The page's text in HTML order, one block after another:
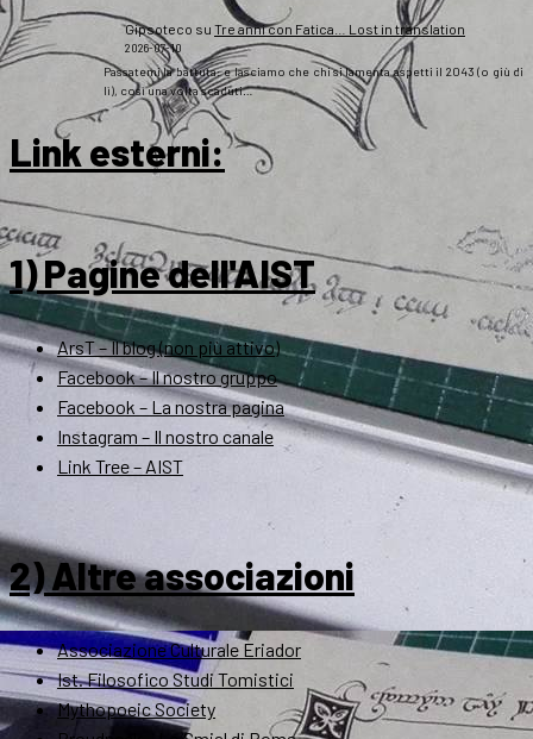
Gipsoteco su Tre anni con Fatica… Lost in translation
2026-07-10
Passatemi la battuta: e lasciamo che chi si lamenta aspetti il 2043 (o giù di
lì), così una volta scaduti…
Link esterni:
1) Pagine dell'AIST
ArsT – Il blog (non più attivo)
Facebook – Il nostro gruppo
Facebook – La nostra pagina
Instagram – Il nostro canale
Link Tree – AIST
2) Altre associazioni
Associazione Culturale Eriador
Ist. Filosofico Studi Tomistici
Mythopoeic Society